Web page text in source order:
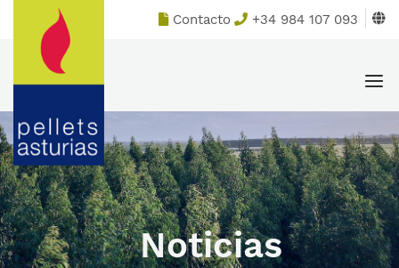
content
Contacto +34 984 107 093
Noticias